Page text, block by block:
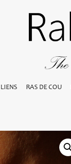
LIENS RAS DE COU